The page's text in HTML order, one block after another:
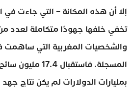
تخفي خلفها جهودًا متكاملة لعدد
والشخصيات المغربية التي ساهمت
المسجلة. فاستقبال
بمليارات الدولارات لم يكن نتاج